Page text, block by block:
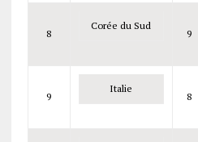
8
Corée du Sud
9
9
Italie
8